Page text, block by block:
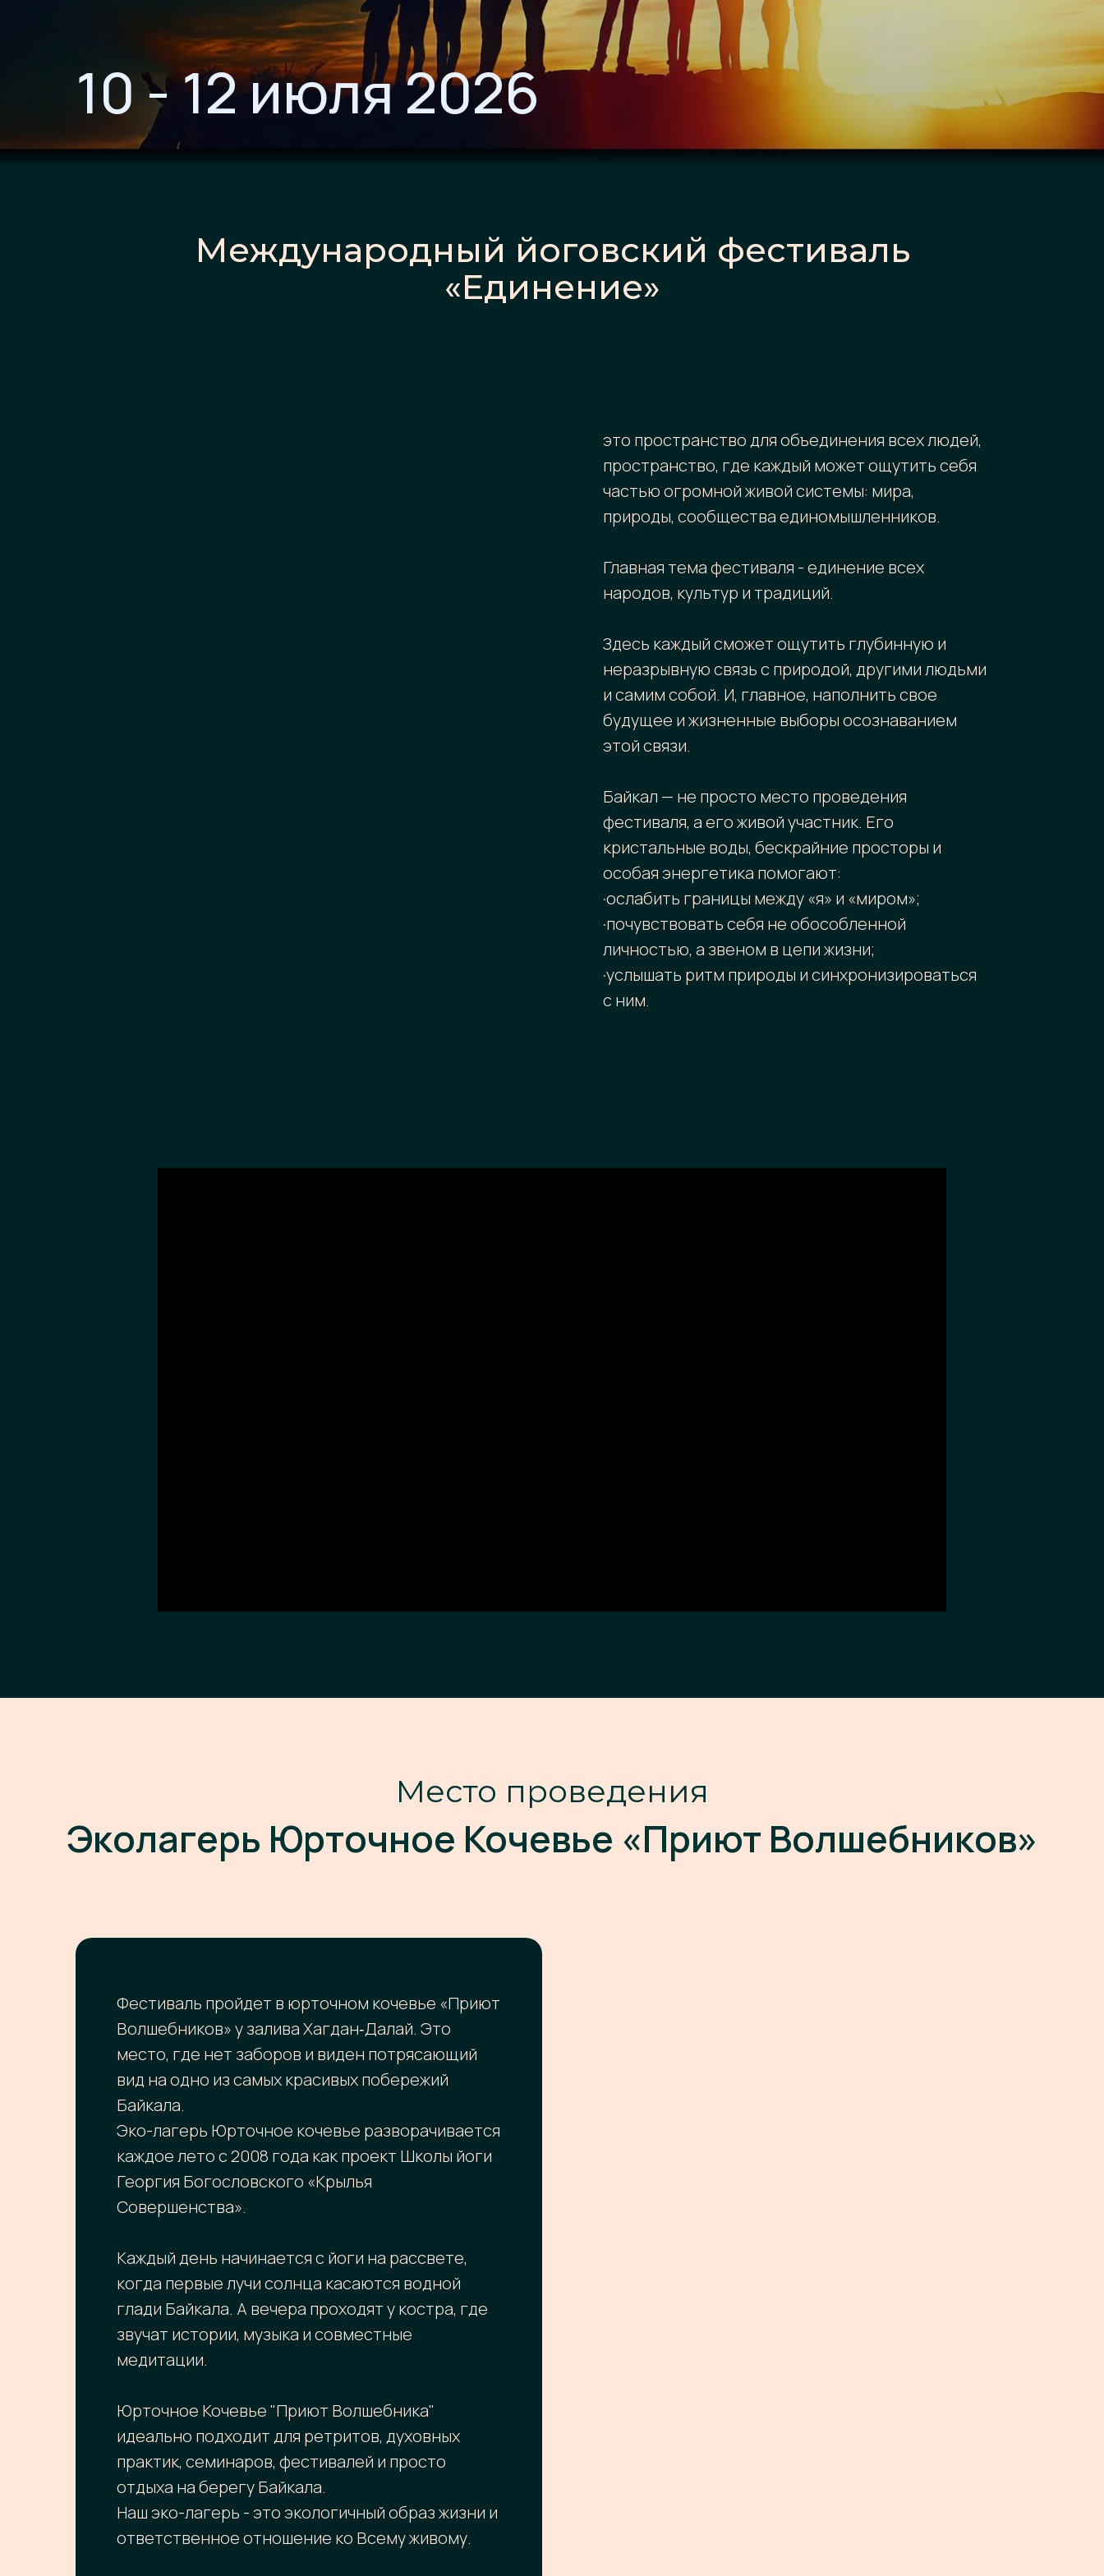
10 - 12 июля 2026
Международный йоговский фестиваль
«Единение»
это пространство для объединения всех людей,
пространство, где каждый может ощутить себя
частью огромной живой системы: мира,
природы, сообщества единомышленников.
Главная тема фестиваля - единение всех
народов, культур и традиций.
Здесь каждый сможет ощутить глубинную и
неразрывную связь с природой, другими людьми
и самим собой. И, главное, наполнить свое
будущее и жизненные выборы осознаванием
этой связи.
Байкал — не просто место проведения
фестиваля, а его живой участник. Его
кристальные воды, бескрайние просторы и
особая энергетика помогают:
·ослабить границы между «я» и «миром»;
·почувствовать себя не обособленной
личностью, а звеном в цепи жизни;
·услышать ритм природы и синхронизироваться
с ним.
Место проведения
Эколагерь Юрточное Кочевье «Приют Волшебников»
Фестиваль пройдет в юрточном кочевье «Приют
Волшебников» у залива Хагдан‑Далай. Это
место, где нет заборов и виден потрясающий
вид на одно из самых красивых побережий
Байкала.
Эко-лагерь Юрточное кочевье разворачивается
каждое лето с 2008 года как проект Школы йоги
Георгия Богословского «Крылья
Совершенства».
Каждый день начинается с йоги на рассвете,
когда первые лучи солнца касаются водной
глади Байкала. А вечера проходят у костра, где
звучат истории, музыка и совместные
медитации.
Юрточное Кочевье "Приют Волшебника"
идеально подходит для ретритов, духовных
практик, семинаров, фестивалей и просто
отдыха на берегу Байкала.
Наш эко-лагерь - это экологичный образ жизни и
ответственное отношение ко Всему живому.